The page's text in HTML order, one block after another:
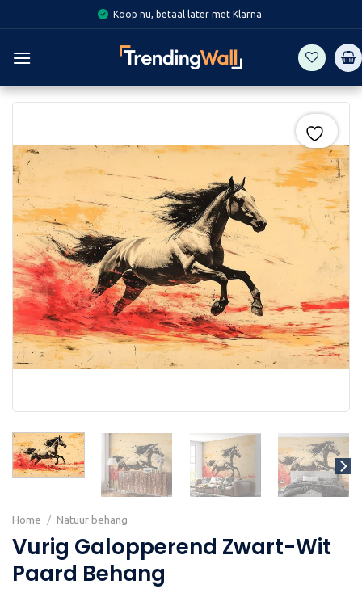
to
content
Koop nu, betaal later met Klarna.
Home / Natuur behang
Vurig Galopperend Zwart-Wit
Paard Behang